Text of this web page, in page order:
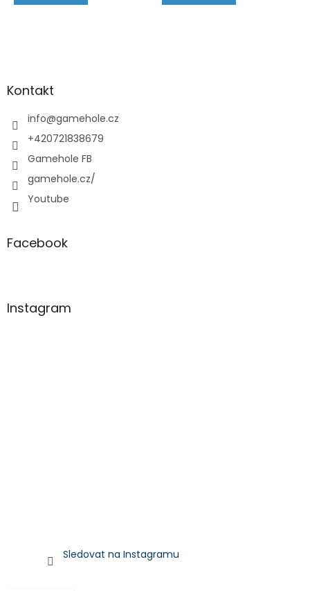
aKontakt
info@gamehole.cz
+420721838679
Gamehole FB
gamehole.cz/
Youtube
Facebook
Instagram
Sledovat na Instagramu